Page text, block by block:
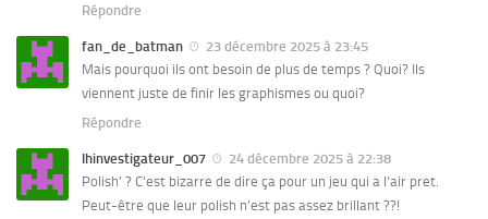
Répondre
fan_de_batman
23 décembre 2025 à 23:45
Mais pourquoi ils ont besoin de plus de temps ? Quoi? Ils
viennent juste de finir les graphismes ou quoi?
Répondre
lhinvestigateur_007
24 décembre 2025 à 22:38
Polish’ ? C’est bizarre de dire ça pour un jeu qui a l’air pret.
Peut-être que leur polish n’est pas assez brillant ??!